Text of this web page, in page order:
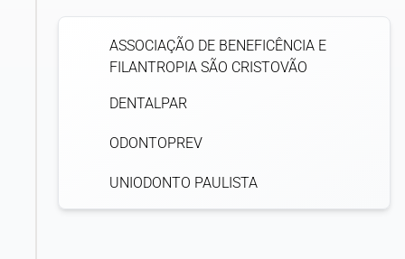
ASSOCIAÇÃO DE BENEFICÊNCIA E
FILANTROPIA SÃO CRISTOVÃO
DENTALPAR
ODONTOPREV
UNIODONTO PAULISTA